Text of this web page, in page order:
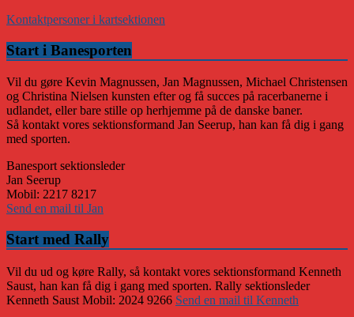
Kontaktpersoner i kartsektionen
Start i Banesporten
Vil du gøre Kevin Magnussen, Jan Magnussen, Michael Christensen
og Christina Nielsen kunsten efter og få succes på racerbanerne i
udlandet, eller bare stille op herhjemme på de danske baner.
Så kontakt vores sektionsformand Jan Seerup, han kan få dig i gang
med sporten.
Banesport sektionsleder
Jan Seerup
Mobil: 2217 8217
Send en mail til Jan
Start med Rally
Vil du ud og køre Rally, så kontakt vores sektionsformand Kenneth
Saust, han kan få dig i gang med sporten. Rally sektionsleder
Kenneth Saust Mobil: 2024 9266 Send en mail til Kenneth